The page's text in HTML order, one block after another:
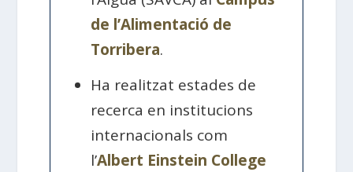
de l’Alimentació de
Torribera.
Ha realitzat estades de
recerca en institucions
internacionals com
l’Albert Einstein College